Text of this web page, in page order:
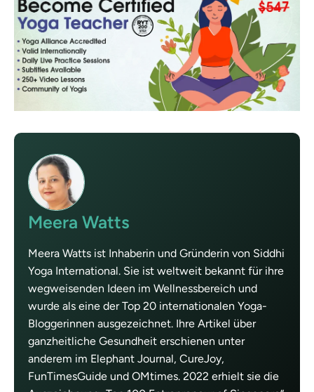
Meera Watts
Meera Watts ist Inhaberin und Gründerin von Siddhi
Yoga International. Sie ist weltweit bekannt für ihre
wegweisenden Ideen im Wellnessbereich und
wurde als eine der Top 20 internationalen Yoga-
Bloggerinnen ausgezeichnet. Ihre Artikel über
ganzheitliche Gesundheit erschienen unter
anderem im Elephant Journal, CureJoy,
FunTimesGuide und OMtimes. 2022 erhielt sie die